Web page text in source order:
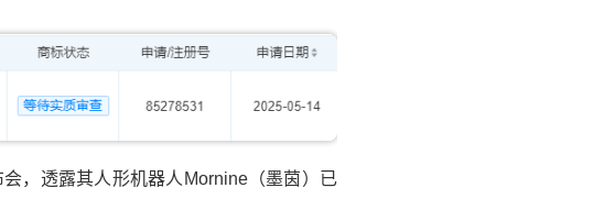
，透露其人形机器人Mornine（墨茵）已